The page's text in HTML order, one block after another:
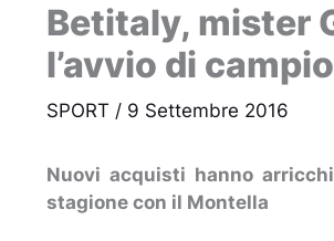
Betitaly, mister
l’avvio di
SPORT / 9 Settembre 2016
Nuovi acquisti hanno
stagione con il Montella